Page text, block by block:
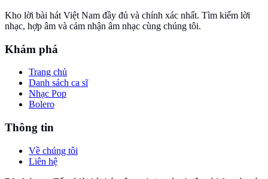
Kho lời bài hát Việt Nam đầy đủ và chính xác nhất. Tìm kiếm lời
nhạc, hợp âm và cảm nhận âm nhạc cùng chúng tôi.
Khám phá
Trang chủ
Danh sách ca sĩ
Nhạc Pop
Bolero
Thông tin
Về chúng tôi
Liên hệ